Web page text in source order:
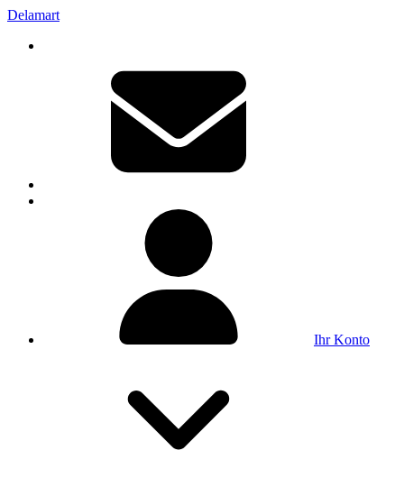
Delamart
Ihr Konto